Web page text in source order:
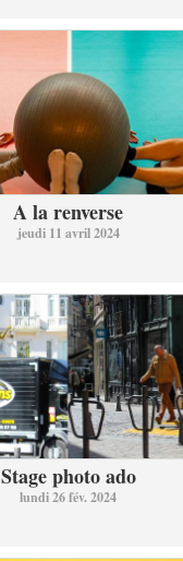
A la renverse
jeudi 11 avril 2024
Stage photo ado
lundi 26 fév. 2024